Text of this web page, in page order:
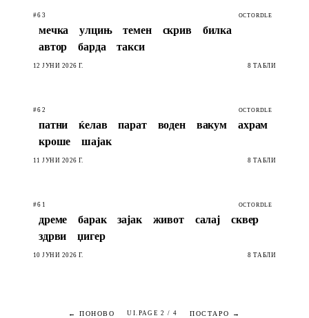
#63 OCTORDLE
мечка улцињ темен скрив
билка
автор
барда такси
12 ЈУНИ 2026 Г. 8 ТАБЛИ
#62 OCTORDLE
патни ќелав парат воден вакум
ахрам
кроше
шајак
11 ЈУНИ 2026 Г. 8 ТАБЛИ
#61 OCTORDLE
дреме барак зајак живот салај
сквер
здрви
џигер
10 ЈУНИ 2026 Г. 8 ТАБЛИ
← ПОНОВО UI.PAGE 2 / 4 ПОСТАРО →